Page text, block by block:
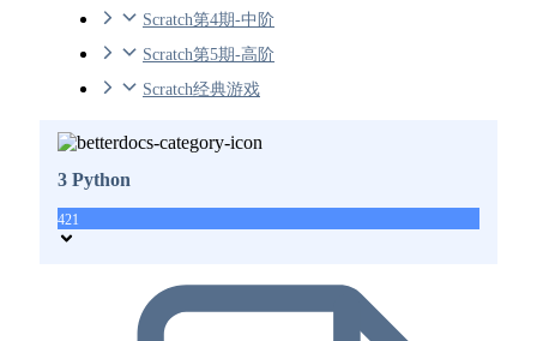
Scratch第4期-中阶
Scratch第5期-高阶
Scratch经典游戏
3 Python
421